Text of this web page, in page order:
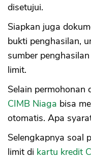
disetujui.
Siapkan juga
bukti penghasilan,
sumber
limit.
Selain permohonan
CIMB Niaga bisa
otomatis. Apa
Selengkapnya soal
limit di kartu kredit